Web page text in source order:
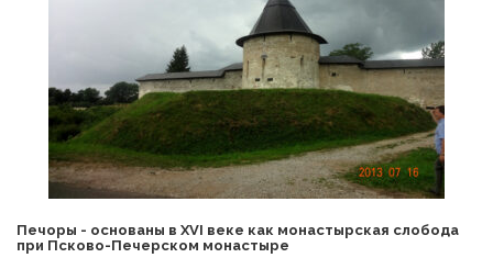
Печоры - основаны в XVI веке как монастырская слобода
при Псково-Печерском монастыре